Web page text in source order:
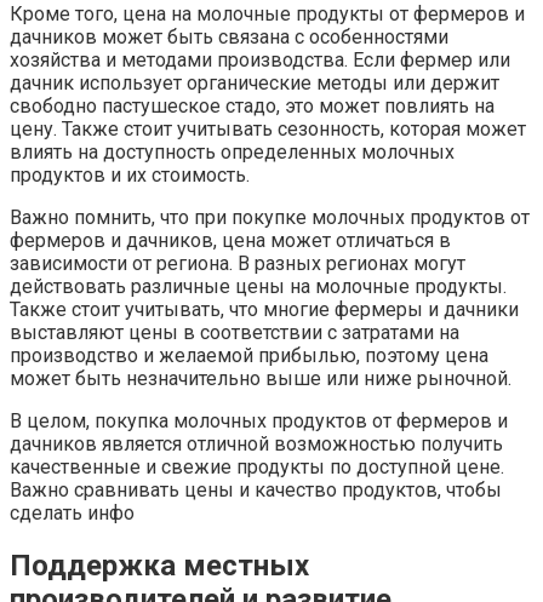
Кроме того, цена на молочные продукты от фермеров и
дачников может быть связана с особенностями
хозяйства и методами производства. Если фермер или
дачник использует органические методы или держит
свободно пастушеское стадо, это может повлиять на
цену. Также стоит учитывать сезонность, которая может
влиять на доступность определенных молочных
продуктов и их стоимость.
Важно помнить, что при покупке молочных продуктов от
фермеров и дачников, цена может отличаться в
зависимости от региона. В разных регионах могут
действовать различные цены на молочные продукты.
Также стоит учитывать, что многие фермеры и дачники
выставляют цены в соответствии с затратами на
производство и желаемой прибылью, поэтому цена
может быть незначительно выше или ниже рыночной.
В целом, покупка молочных продуктов от фермеров и
дачников является отличной возможностью получить
качественные и свежие продукты по доступной цене.
Важно сравнивать цены и качество продуктов, чтобы
сделать инфо
Поддержка местных